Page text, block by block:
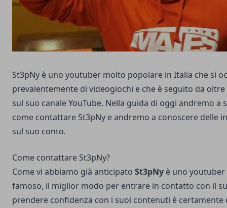
St3pNy è uno youtuber molto popolare in Italia che si
prevalentemente di videogiochi e che è seguito da
sul suo canale YouTube. Nella guida di oggi andremo a
come contattare St3pNy e andremo a conoscere delle
sul suo conto.
Come contattare St3pNy?
Come vi abbiamo già anticipato St3pNy è uno
famoso, il miglior modo per entrare in contatto con il
prendere confidenza con i suoi contenuti è certamente